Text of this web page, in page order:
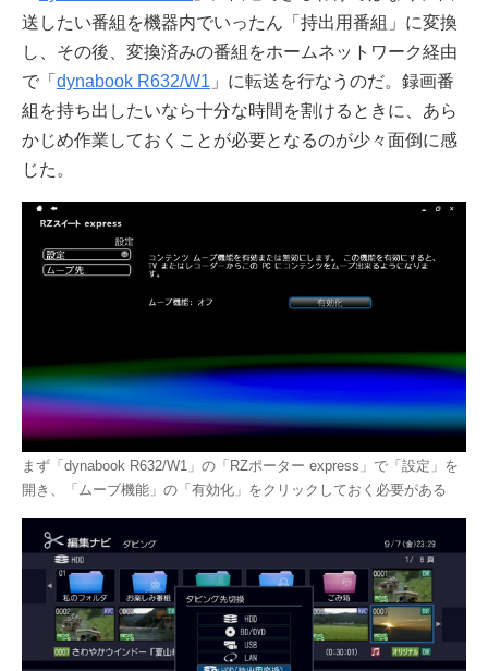
送したい番組を機器内でいったん「持出用番組」に変換
し、その後、変換済みの番組をホームネットワーク経由
で「 dynabook R632/W1 」に転送を行なうのだ。録画番
組を持ち出したいなら十分な時間を割けるときに、あら
かじめ作業しておくことが必要となるのが少々面倒に感
じた。
まず「dynabook R632/W1」の「RZポーター express」で「設定」を
開き、「ムーブ機能」の「有効化」をクリックしておく必要がある